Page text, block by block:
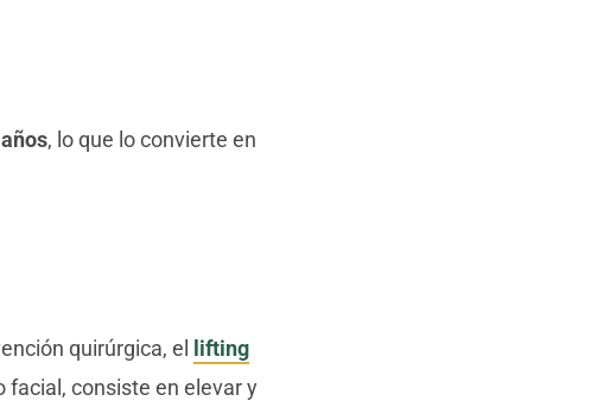
, lo que lo convierte en
quirúrgica, el
lifting
consiste en elevar y